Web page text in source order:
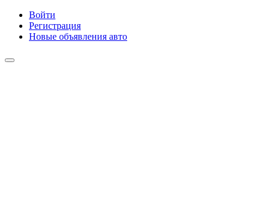
Войти
Регистрация
Новые объявления авто